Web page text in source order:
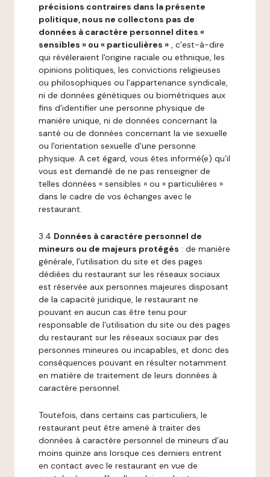
précisions contraires dans la présente
politique, nous ne collectons pas de
données à caractère personnel dites «
sensibles » ou « particulières » , c’est-à-dire
qui révèleraient l'origine raciale ou ethnique, les
opinions politiques, les convictions religieuses
ou philosophiques ou l'appartenance syndicale,
ni de données génétiques ou biométriques aux
fins d'identifier une personne physique de
manière unique, ni de données concernant la
santé ou de données concernant la vie sexuelle
ou l'orientation sexuelle d'une personne
physique. A cet égard, vous êtes informé(e) qu’il
vous est demandé de ne pas renseigner de
telles données « sensibles » ou « particulières »
dans le cadre de vos échanges avec le
restaurant.
3.4 Données à caractère personnel de
mineurs ou de majeurs protégés : de manière
générale, l’utilisation du site et des pages
dédiées du restaurant sur les réseaux sociaux
est réservée aux personnes majeures disposant
de la capacité juridique, le restaurant ne
pouvant en aucun cas être tenu pour
responsable de l’utilisation du site ou des pages
du restaurant sur les réseaux sociaux par des
personnes mineures ou incapables, et donc des
conséquences pouvant en résulter notamment
en matière de traitement de leurs données à
caractère personnel.
Toutefois, dans certains cas particuliers, le
restaurant peut être amené à traiter des
données à caractère personnel de mineurs d’au
moins quinze ans lorsque ces derniers entrent
en contact avec le restaurant en vue de